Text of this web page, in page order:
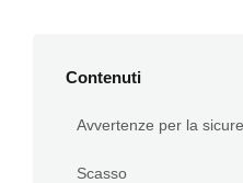
Contenuti
Avvertenze per la
Scasso